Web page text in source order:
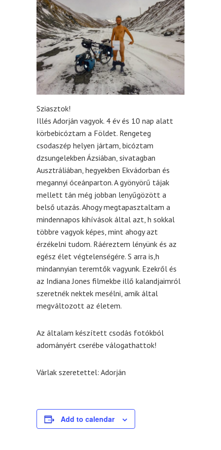
Sziasztok!
Illés Adorján vagyok. 4 év és 10 nap alatt
körbebicóztam a Földet. Rengeteg
csodaszép helyen jártam, bicóztam
dzsungelekben Ázsiában, sivatagban
Ausztráliában, hegyekben Ekvádorban és
megannyi óceánparton. A gyönyörű tájak
mellett tán még jobban lenyűgözött a
belső utazás. Ahogy megtapasztaltam a
mindennapos kihívások által azt, h sokkal
többre vagyok képes, mint ahogy azt
érzékelni tudom. Ráéreztem lényünk és az
egész élet végtelenségére. S arra is,h
mindannyian teremtők vagyunk. Ezekről és
az Indiana Jones filmekbe illő kalandjaimról
szeretnék nektek mesélni, amik által
megváltozott az életem.
Az általam készített csodás fotókból
adományért cserébe válogathattok!
Várlak szeretettel: Adorján
Add to calendar